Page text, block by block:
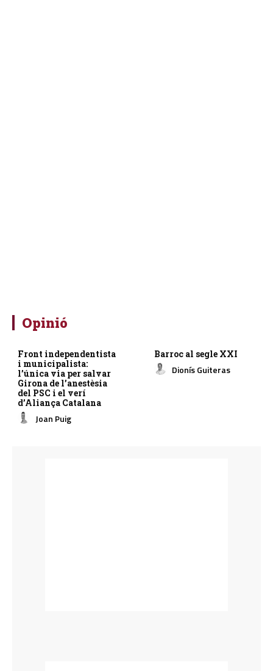
Opinió
Front independentista
i municipalista:
l’única via per salvar
Girona de l’anestèsia
del PSC i el verí
d’Aliança Catalana
Joan Puig
Barroc al segle XXI
Dionís Guiteras